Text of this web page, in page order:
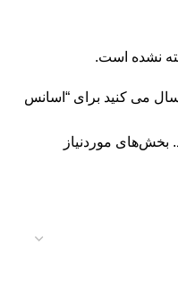
نشده است.
می کنید برای “اسانس
بخش‌های موردنیاز